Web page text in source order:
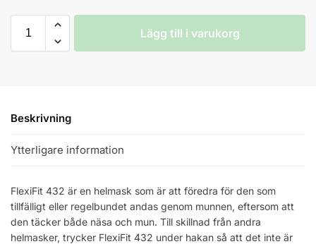
Lägg till i varukorg
Beskrivning
Ytterligare information
FlexiFit 432 är en helmask som är att föredra för den som
tillfälligt eller regelbundet andas genom munnen, eftersom att
den täcker både näsa och mun. Till skillnad från andra
helmasker, trycker FlexiFit 432 under hakan så att det inte är